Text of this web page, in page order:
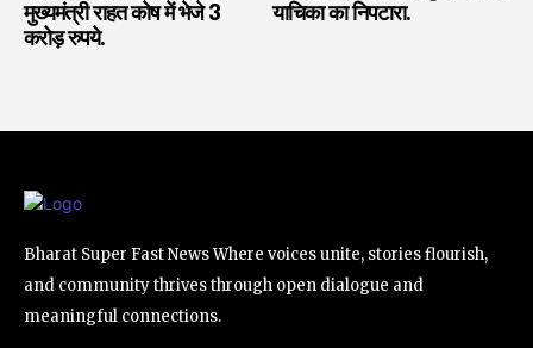
मुख्यमंत्री राहत कोष में भेजे 3
करोड़ रुपये.
याचिका का निपटारा.
Bharat Super Fast News Where voices unite, stories flourish,
and community thrives through open dialogue and
meaningful connections.